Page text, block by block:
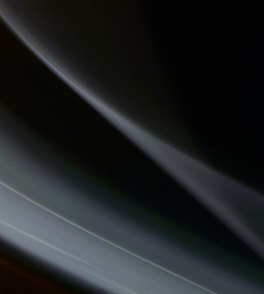
DREADA SOUND STATION
LES PIEDS SUR LA TABLE
DESTINATION TENDRESSE
COMMUNAUTE DE COMMUNES.COM